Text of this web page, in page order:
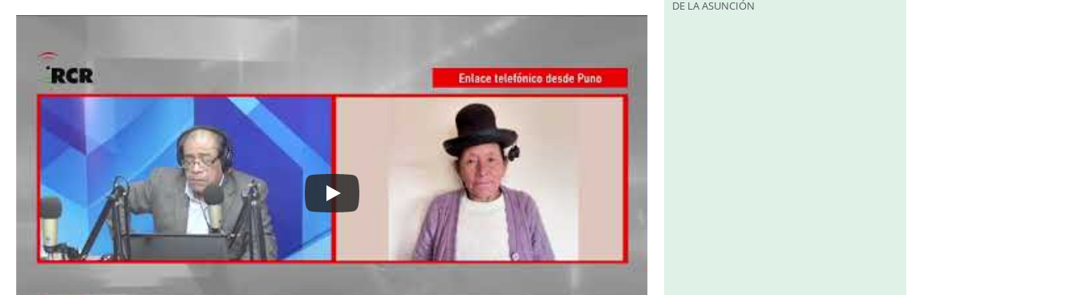
DE LA ASUNCIÓN